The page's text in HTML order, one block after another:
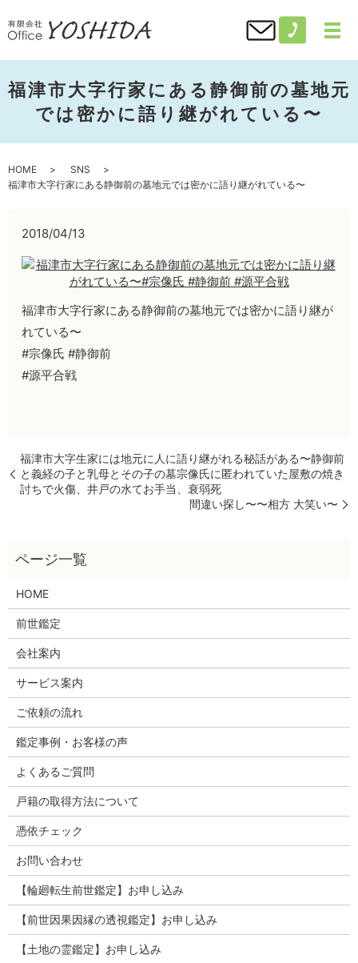
福津市大字行家にある静御前の墓地元
では密かに語り継がれている〜
HOME
SNS
福津市大字行家にある静御前の墓地元では密かに語り継がれている〜
2018/04/13
福津市大字行家にある静御前の墓地元では密かに語り継が
れている〜
#宗像氏 #静御前
#源平合戦
福津市大字生家には地元に人に語り継がれる秘話がある〜静御前
と義経の子と乳母とその子の墓宗像氏に匿われていた屋敷の焼き
討ちで火傷、井戸の水てお手当、衰弱死
間違い探し〜〜相方 大笑い〜
HOME
前世鑑定
会社案内
サービス案内
ご依頼の流れ
鑑定事例・お客様の声
よくあるご質問
戸籍の取得方法について
憑依チェック
お問い合わせ
【輪廻転生前世鑑定】お申し込み
【前世因果因縁の透視鑑定】お申し込み
【土地の霊鑑定】お申し込み